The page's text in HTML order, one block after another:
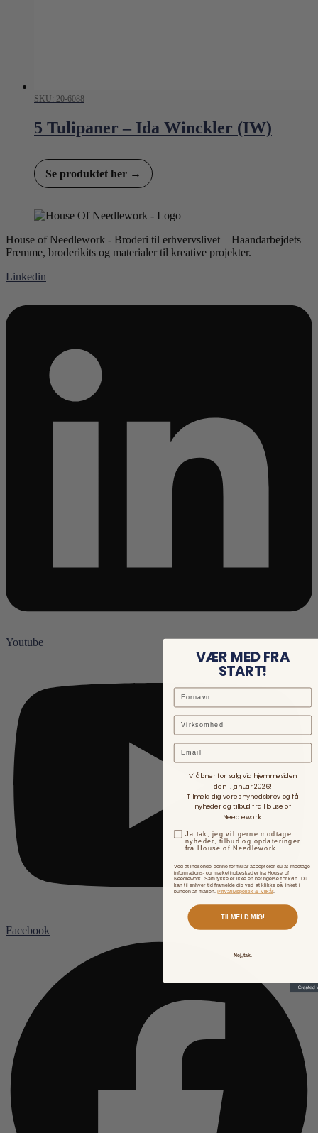
SKU: 20-6088
5 Tulipaner – Ida Winckler (IW)
Se produktet her →
House of Needlework - Broderi til erhvervslivet – Haandarbejdets
Fremme, broderikits og materialer til kreative projekter.
Linkedin
Youtube
Facebook
VÆR MED FRA
START!
Email
Vi åbner for salg via hjemmesiden
den 1. januar 2026!
Tilmeld dig vores nyhedsbrev og få
nyheder og tilbud fra House of
Needlework.
Ja tak, jeg vil gerne modtage
nyheder, tilbud og opdateringer
fra House of Needlework.
Ved at indsende denne formular accepterer du at modtage
informations- og marketingbeskeder fra House of
Needlework. Samtykke er ikke en betingelse for køb. Du
kan til enhver tid framelde dig ved at klikke på linket i
bunden af mailen.Privatlivspolitik & Vilkår.
TILMELD MIG!
Nej, tak.